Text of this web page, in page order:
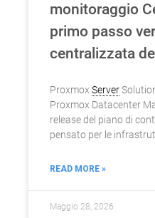
monitoraggio
primo passo
centralizzata
Proxmox Server
Proxmox Datacenter
release del piano di
pensato per le
READ MORE »
Maggio 28, 2026